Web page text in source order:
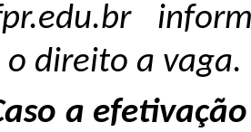
direito a vaga.
a